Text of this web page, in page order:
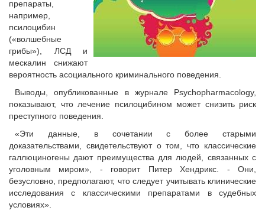
препараты,
например,
псилоцибин
(«волшебные
грибы»), ЛСД и
мескалин снижают
вероятность асоциального криминального поведения.
Выводы, опубликованные в журнале Psychopharmacology,
показывают, что лечение псилоцибином может снизить риск
преступного поведения.
«Эти данные, в сочетании с более старыми
доказательствами, свидетельствуют о том, что классические
галлюциногены дают преимущества для людей, связанных с
уголовным миром», - говорит Питер Хендрикс. - Они,
безусловно, предполагают, что следует учитывать клинические
исследования с классическими препаратами в судебных
условиях».